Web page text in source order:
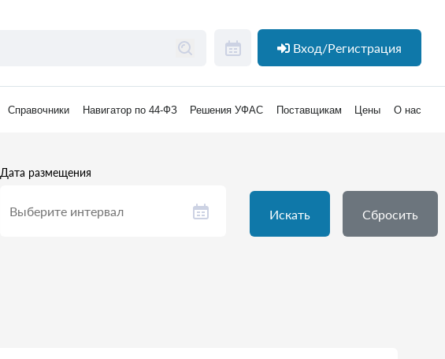
Вход/Регистрация
Справочники Навигатор по 44-ФЗ Решения УФАС Поставщикам Цены О нас
Дата размещения
Искать Сбросить